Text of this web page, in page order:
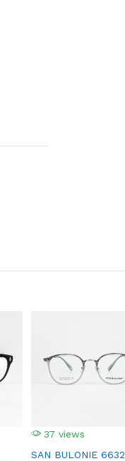
37 views
SAN BULONIE 6632